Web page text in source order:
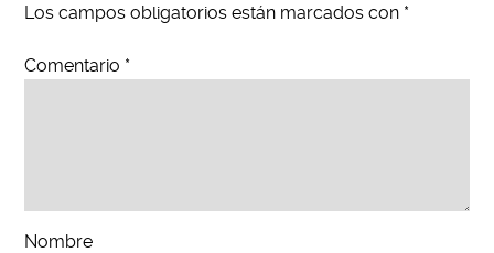
Los campos obligatorios están marcados con *
Comentario *
Nombre